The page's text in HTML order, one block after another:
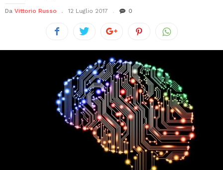
Da Vittorio Russo 12 Luglio 2017 0